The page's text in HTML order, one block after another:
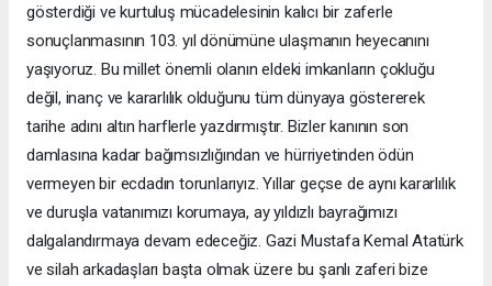
gösterdiği ve kurtuluş mücadelesinin kalıcı bir zaferle
sonuçlanmasının 103. yıl dönümüne ulaşmanın heyecanını
yaşıyoruz. Bu millet önemli olanın eldeki imkanların çokluğu
değil, inanç ve kararlılık olduğunu tüm dünyaya göstererek
tarihe adını altın harflerle yazdırmıştır. Bizler kanının son
damlasına kadar bağımsızlığından ve hürriyetinden ödün
vermeyen bir ecdadın torunlarıyız. Yıllar geçse de aynı kararlılık
ve duruşla vatanımızı korumaya, ay yıldızlı bayrağımızı
dalgalandırmaya devam edeceğiz. Gazi Mustafa Kemal Atatürk
ve silah arkadaşları başta olmak üzere bu şanlı zaferi bize